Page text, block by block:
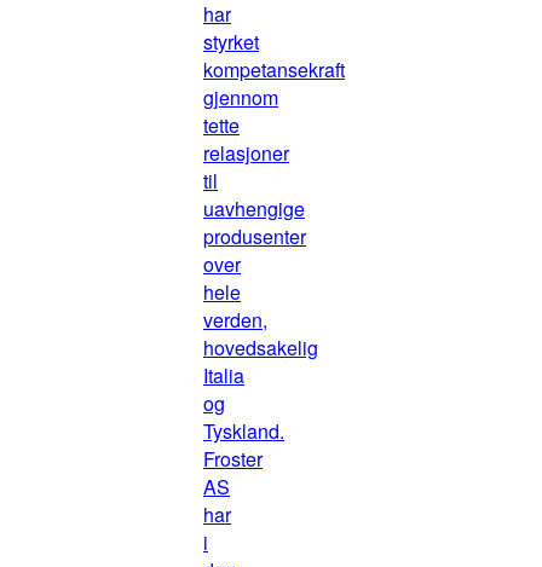
har
styrket
kompetansekraft
gjennom
tette
relasjoner
til
uavhengige
produsenter
over
hele
verden,
hovedsakelig
Italia
og
Tyskland.
Froster
AS
har
i